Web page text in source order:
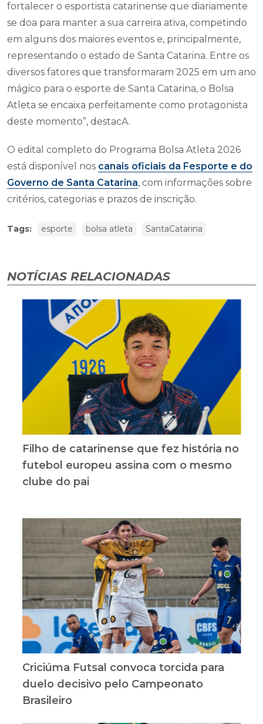
fortalecer o esportista catarinense que diariamente
se doa para manter a sua carreira ativa, competindo
em alguns dos maiores eventos e, principalmente,
representando o estado de Santa Catarina. Entre os
diversos fatores que transformaram 2025 em um ano
mágico para o esporte de Santa Catarina, o Bolsa
Atleta se encaixa perfeitamente como protagonista
deste momento”, destacA.
O edital completo do Programa Bolsa Atleta 2026
está disponível nos canais oficiais da Fesporte e do
Governo de Santa Catarina, com informações sobre
critérios, categorias e prazos de inscrição.
Tags: esporte bolsa atleta SantaCatarina
NOTÍCIAS RELACIONADAS
Filho de catarinense que fez história no
futebol europeu assina com o mesmo
clube do pai
Criciúma Futsal convoca torcida para
duelo decisivo pelo Campeonato
Brasileiro